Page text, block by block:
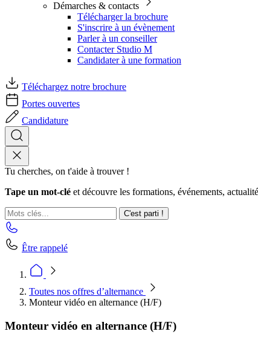
Démarches & contacts
Télécharger la brochure
S'inscrire à un évènement
Parler à un conseiller
Contacter Studio M
Candidater à une formation
Téléchargez notre brochure
Portes ouvertes
Candidature
Tu cherches, on t'aide à trouver !
Tape un mot-clé et découvre les formations, événements,
C'est parti !
Être rappelé
Toutes nos offres d’alternance
Monteur vidéo en alternance (H/F)
Monteur vidéo en alternance (H/F)